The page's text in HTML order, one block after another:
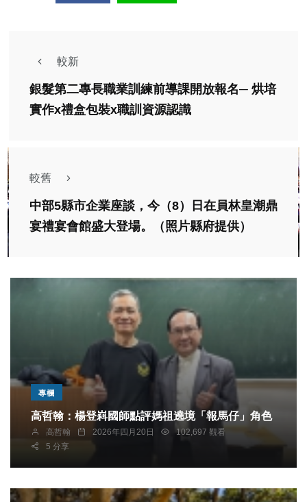
較新
銀髮第二專長職業訓練前導課開放報名─ 烘培
實作x禮盒包裝x職訓資源認識
較舊
中部5縣市企業座談，今（8）日在員林皇潮鼎
宴禮宴會館盛大登場。（照片縣府提供）
專欄
高哲翰：楊登嵙國師點評媽祖遶境「報馬仔」角色
高哲翰 2026年四月20日
102,697 觀看
5 分享